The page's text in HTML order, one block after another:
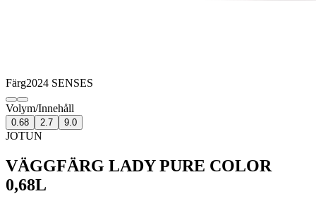
Färg2024 SENSES
Volym/Innehåll
0.68 2.7 9.0
JOTUN
VÄGGFÄRG LADY PURE COLOR
0,68L